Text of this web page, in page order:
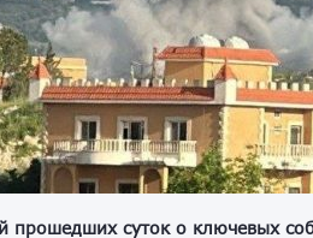
прошедших суток о ключевых